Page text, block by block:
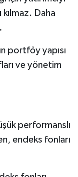
kılmaz. Daha
portföy yapısı
ve yönetim
performanslı
endeks fonları